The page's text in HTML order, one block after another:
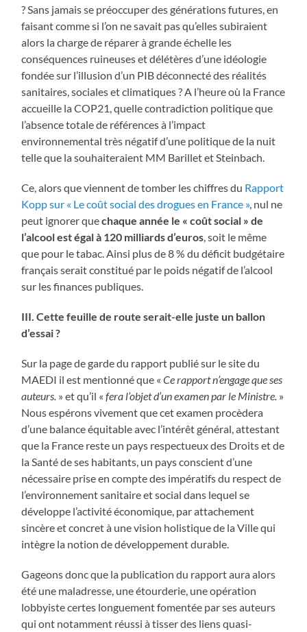
? Sans jamais se préoccuper des générations futures, en
faisant comme si l’on ne savait pas qu’elles subiraient
alors la charge de réparer à grande échelle les
conséquences ruineuses et délétères d’une idéologie
fondée sur l’illusion d’un PIB déconnecté des réalités
sanitaires, sociales et climatiques ? A l’heure où la France
accueille la COP21, quelle contradiction politique que
l’absence totale de références à l’impact
environnemental très négatif d’une politique de la nuit
telle que la souhaiteraient MM Barillet et Steinbach.
Ce, alors que viennent de tomber les chiffres du Rapport
Kopp sur « Le coût social des drogues en France », nul ne
peut ignorer quechaque année le « coût social » de
l’alcool est égal à 120 milliards d’euros , soit le même
que pour le tabac. Ainsi plus de 8 % du déficit budgétaire
français serait constitué par le poids négatif de l’alcool
sur les finances publiques.
III. Cette feuille de route serait-elle juste un ballon
d’essai ?
Sur la page de garde du rapport publié sur le site du
MAEDI il est mentionné que «Ce rapport n’engage que ses
auteurs. » et qu’il «fera l’objet d’un examen par le Ministre. »
Nous espérons vivement que cet examen procèdera
d’une balance équitable avec l’intérêt général, attestant
que la France reste un pays respectueux des Droits et de
la Santé de ses habitants, un pays conscient d’une
nécessaire prise en compte des impératifs du respect de
l’environnement sanitaire et social dans lequel se
développe l’activité économique, par attachement
sincère et concret à une vision holistique de la Ville qui
intègre la notion de développement durable.
Gageons donc que la publication du rapport aura alors
été une maladresse, une étourderie, une opération
lobbyiste certes longuement fomentée par ses auteurs
qui ont notamment réussi à tisser des liens quasi-